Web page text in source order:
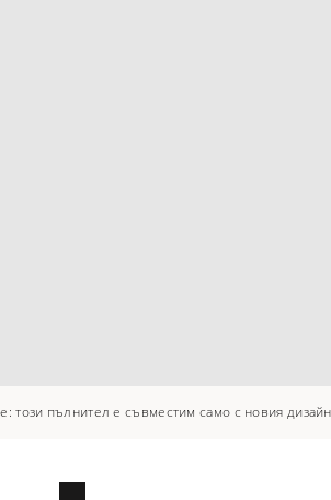
този пълнител е съвместим само с новия